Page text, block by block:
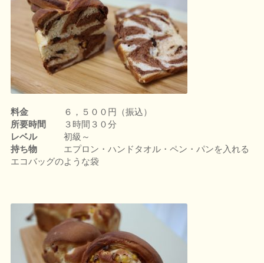
料金 ６，５００円（振込）
所要時間
３時間３０分
レベル初級～
持ち物 エプロン・ハンドタオル・ペン・パンを入れる
エコバッグのような袋